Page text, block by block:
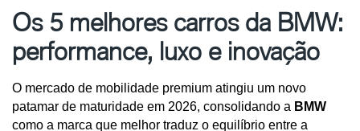
Os 5 melhores carros da BMW:
performance, luxo e inovação
O mercado de mobilidade premium atingiu um novo
patamar de maturidade em 2026, consolidando a BMW